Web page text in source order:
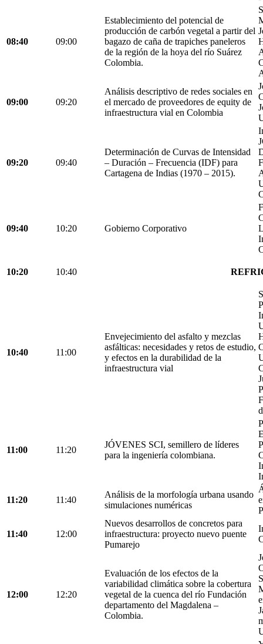
08:40 09:00
Establecimiento del potencial de
producción de carbón vegetal a partir del
bagazo de caña de trapiches paneleros
de la región de la hoya del río Suárez
Colombia.
09:00 09:20
Análisis descriptivo de redes sociales en
el mercado de proveedores de equity de
infraestructura vial en Colombia
09:20 09:40
Determinación de Curvas de Intensidad
– Duración – Frecuencia (IDF) para
Cartagena de Indias (1970 – 2015).
09:40 10:20 Gobierno Corporativo
10:20 10:40
10:40 11:00
Envejecimiento del asfalto y mezclas
asfálticas: necesidades y retos de estudio,
y efectos en la durabilidad de la
infraestructura vial
11:00 11:20
JÓVENES SCI, semillero de líderes
para la ingeniería colombiana.
11:20 11:40
Análisis de la morfología urbana usando
simulaciones numéricas
11:40 12:00
Nuevos desarrollos de concretos para
infraestructura: proyecto nuevo puente
Pumarejo
12:00 12:20
Evaluación de los efectos de la
variabilidad climática sobre la cobertura
vegetal de la cuenca del río Fundación
departamento del Magdalena –
Colombia.